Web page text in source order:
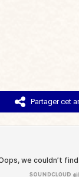
Partager cet